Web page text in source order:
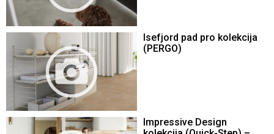
Isefjord pad pro kolekcija
(PERGO)
Impressive Design